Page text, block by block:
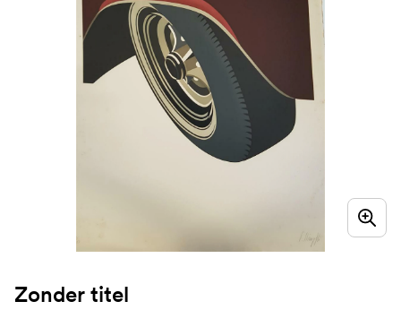
Zonder titel